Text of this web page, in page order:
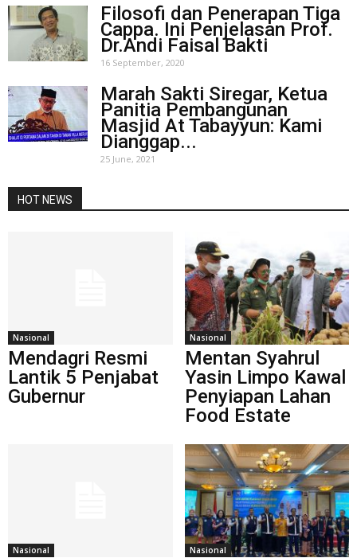
Filosofi dan Penerapan Tiga
Cappa. Ini Penjelasan Prof.
Dr.Andi Faisal Bakti
16 September, 2020
Marah Sakti Siregar, Ketua
Panitia Pembangunan
Masjid At Tabayyun: Kami
Dianggap...
25 June, 2021
HOT NEWS
Nasional
Mendagri Resmi
Lantik 5 Penjabat
Gubernur
Nasional
Mentan Syahrul
Yasin Limpo Kawal
Penyiapan Lahan
Food Estate
Nasional Nasional